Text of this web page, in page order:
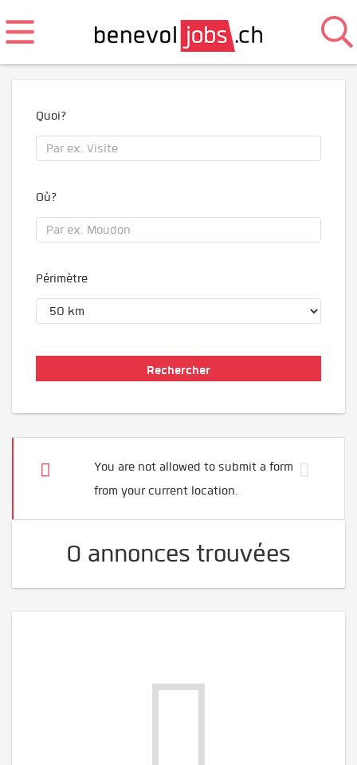
Quoi?
Où?
Périmètre
You are not allowed to submit a form
from your current location.
0 annonces trouvées